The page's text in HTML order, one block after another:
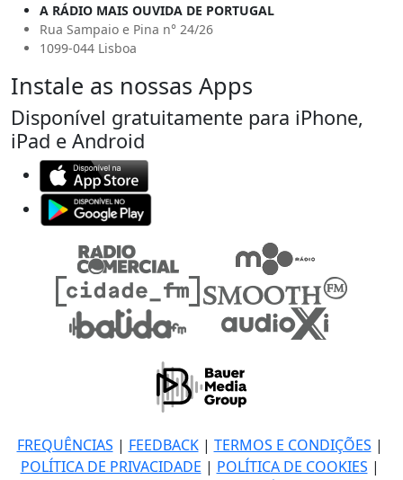
A RÁDIO MAIS OUVIDA DE PORTUGAL
Rua Sampaio e Pina n° 24/26
1099-044 Lisboa
Instale as nossas Apps
Disponível gratuitamente para iPhone,
iPad e Android
FREQUÊNCIAS | FEEDBACK| TERMOS E CONDIÇÕES |
POLÍTICA DE PRIVACIDADE | POLÍTICA DE COOKIES |